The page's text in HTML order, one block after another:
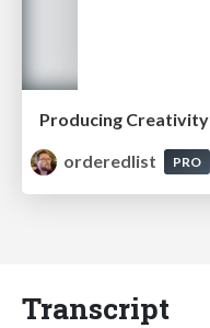
Producing Creativity
orderedlist
PRO
Transcript